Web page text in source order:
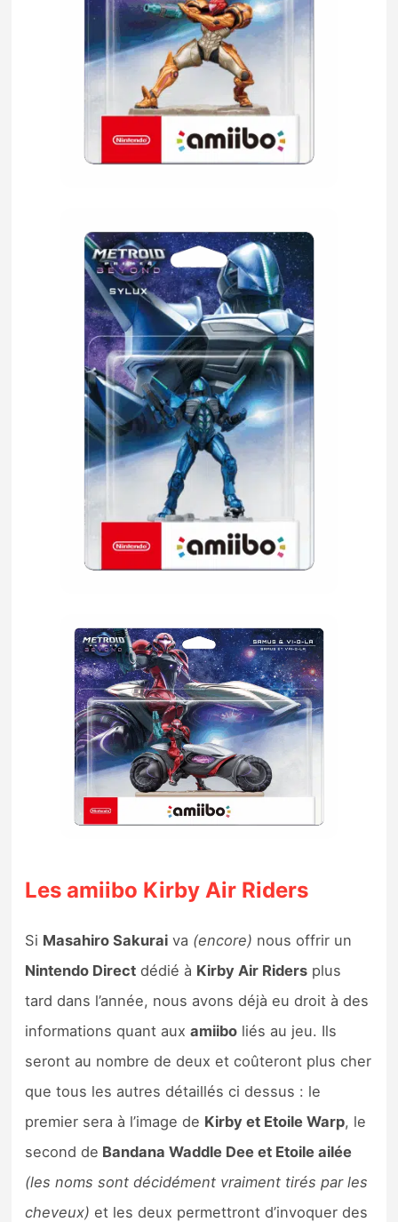
Les amiibo Kirby Air Riders
Si Masahiro Sakurai va (encore) nous offrir un
Nintendo Direct dédié à Kirby Air Riders plus
tard dans l’année, nous avons déjà eu droit à des
informations quant auxamiibo liés au jeu. Ils
seront au nombre de deux et coûteront plus cher
que tous les autres détaillés ci dessus : le
premier sera à l’image de Kirby et Etoile Warp, le
second de Bandana Waddle Dee et Etoile ailée
(les noms sont décidément vraiment tirés par les
cheveux) et les deux permettront d’invoquer des